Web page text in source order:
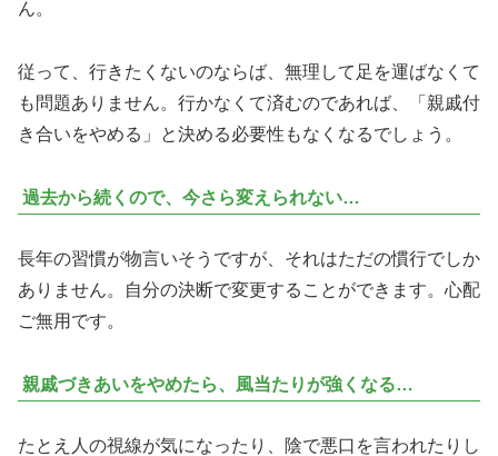
ん。
従って、行きたくないのならば、無理して足を運ばなくて
も問題ありません。行かなくて済むのであれば、「親戚付
き合いをやめる」と決める必要性もなくなるでしょう。
過去から続くので、今さら変えられない…
長年の習慣が物言いそうですが、それはただの慣行でしか
ありません。自分の決断で変更することができます。心配
ご無用です。
親戚づきあいをやめたら、風当たりが強くなる…
たとえ人の視線が気になったり、陰で悪口を言われたりし